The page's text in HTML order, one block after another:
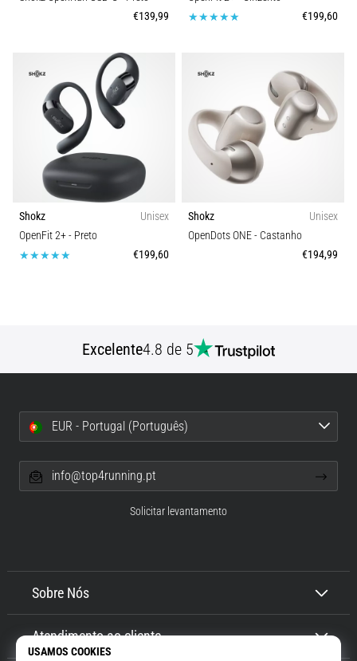
que…
Mostrar
todos
os
artigos
€139,99
€199,60
Shokz
Unisex
OpenFit 2+- Preto
€199,60
Shokz
Unisex
OpenDots ONE- Castanho
€194,99
Excelente4.8 de 5
Sobre Nós
Atendimento ao cliente
EUR - Portugal (Português)
info@top4running.pt
Solicitar levantamento